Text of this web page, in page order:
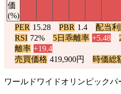
価
(%)
PER 15.28 PBR 1.4 配当利
RSI 72% 5日乖離率 +5.48
離率 +19.4
売買価格 419,900円 時価総
ワールドワイドオリンピックパ